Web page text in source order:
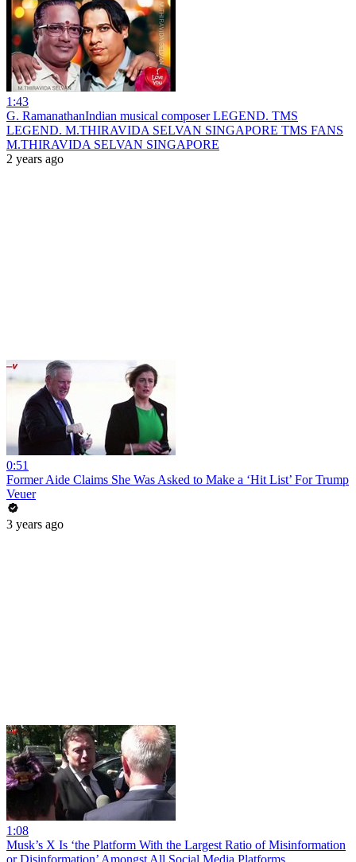
1:43
G. RamanathanIndian musical composer LEGEND. TMS
LEGEND. M.THIRAVIDA SELVAN SINGAPORE TMS FANS
M.THIRAVIDA SELVAN SINGAPORE
2 years ago
0:51
Former Aide Claims She Was Asked to Make a ‘Hit List’ For Trump
Veuer
3 years ago
1:08
Musk’s X Is ‘the Platform With the Largest Ratio of Misinformation